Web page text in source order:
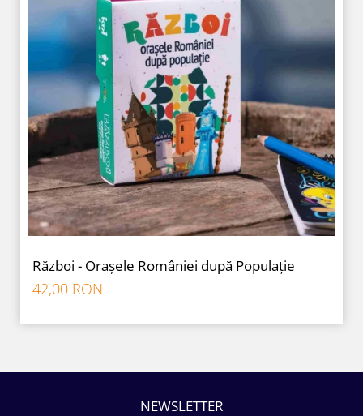
Război - Orașele României după Populație
42,00 RON
NEWSLETTER